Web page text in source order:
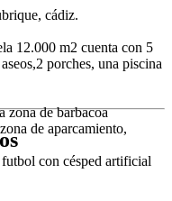
cádiz.
12.000 m2 cuenta con 5
porches, una piscina
zona de barbacoa
de aparcamiento,
con césped artificial